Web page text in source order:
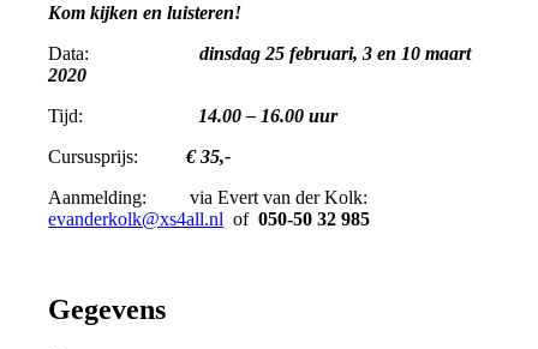
Kom kijken en luisteren!
Data:dinsdag 25 februari, 3 en 10 maart
2020
Tijd: 14.00 – 16.00 uur
Cursusprijs:€ 35,-
Aanmelding: via Evert van der Kolk:
evanderkolk@xs4all.nl of050-50 32 985
Gegevens